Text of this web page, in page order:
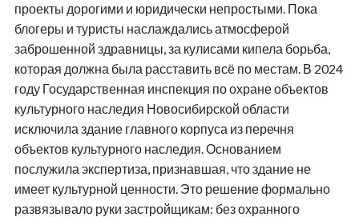
проекты дорогими и юридически непростыми. Пока
блогеры и туристы наслаждались атмосферой
заброшенной здравницы, за кулисами кипела борьба,
которая должна была расставить всё по местам. В 2024
году Государственная инспекция по охране объектов
культурного наследия Новосибирской области
исключила здание главного корпуса из перечня
объектов культурного наследия. Основанием
послужила экспертиза, признавшая, что здание не
имеет культурной ценности. Это решение формально
развязывало руки застройщикам: без охранного